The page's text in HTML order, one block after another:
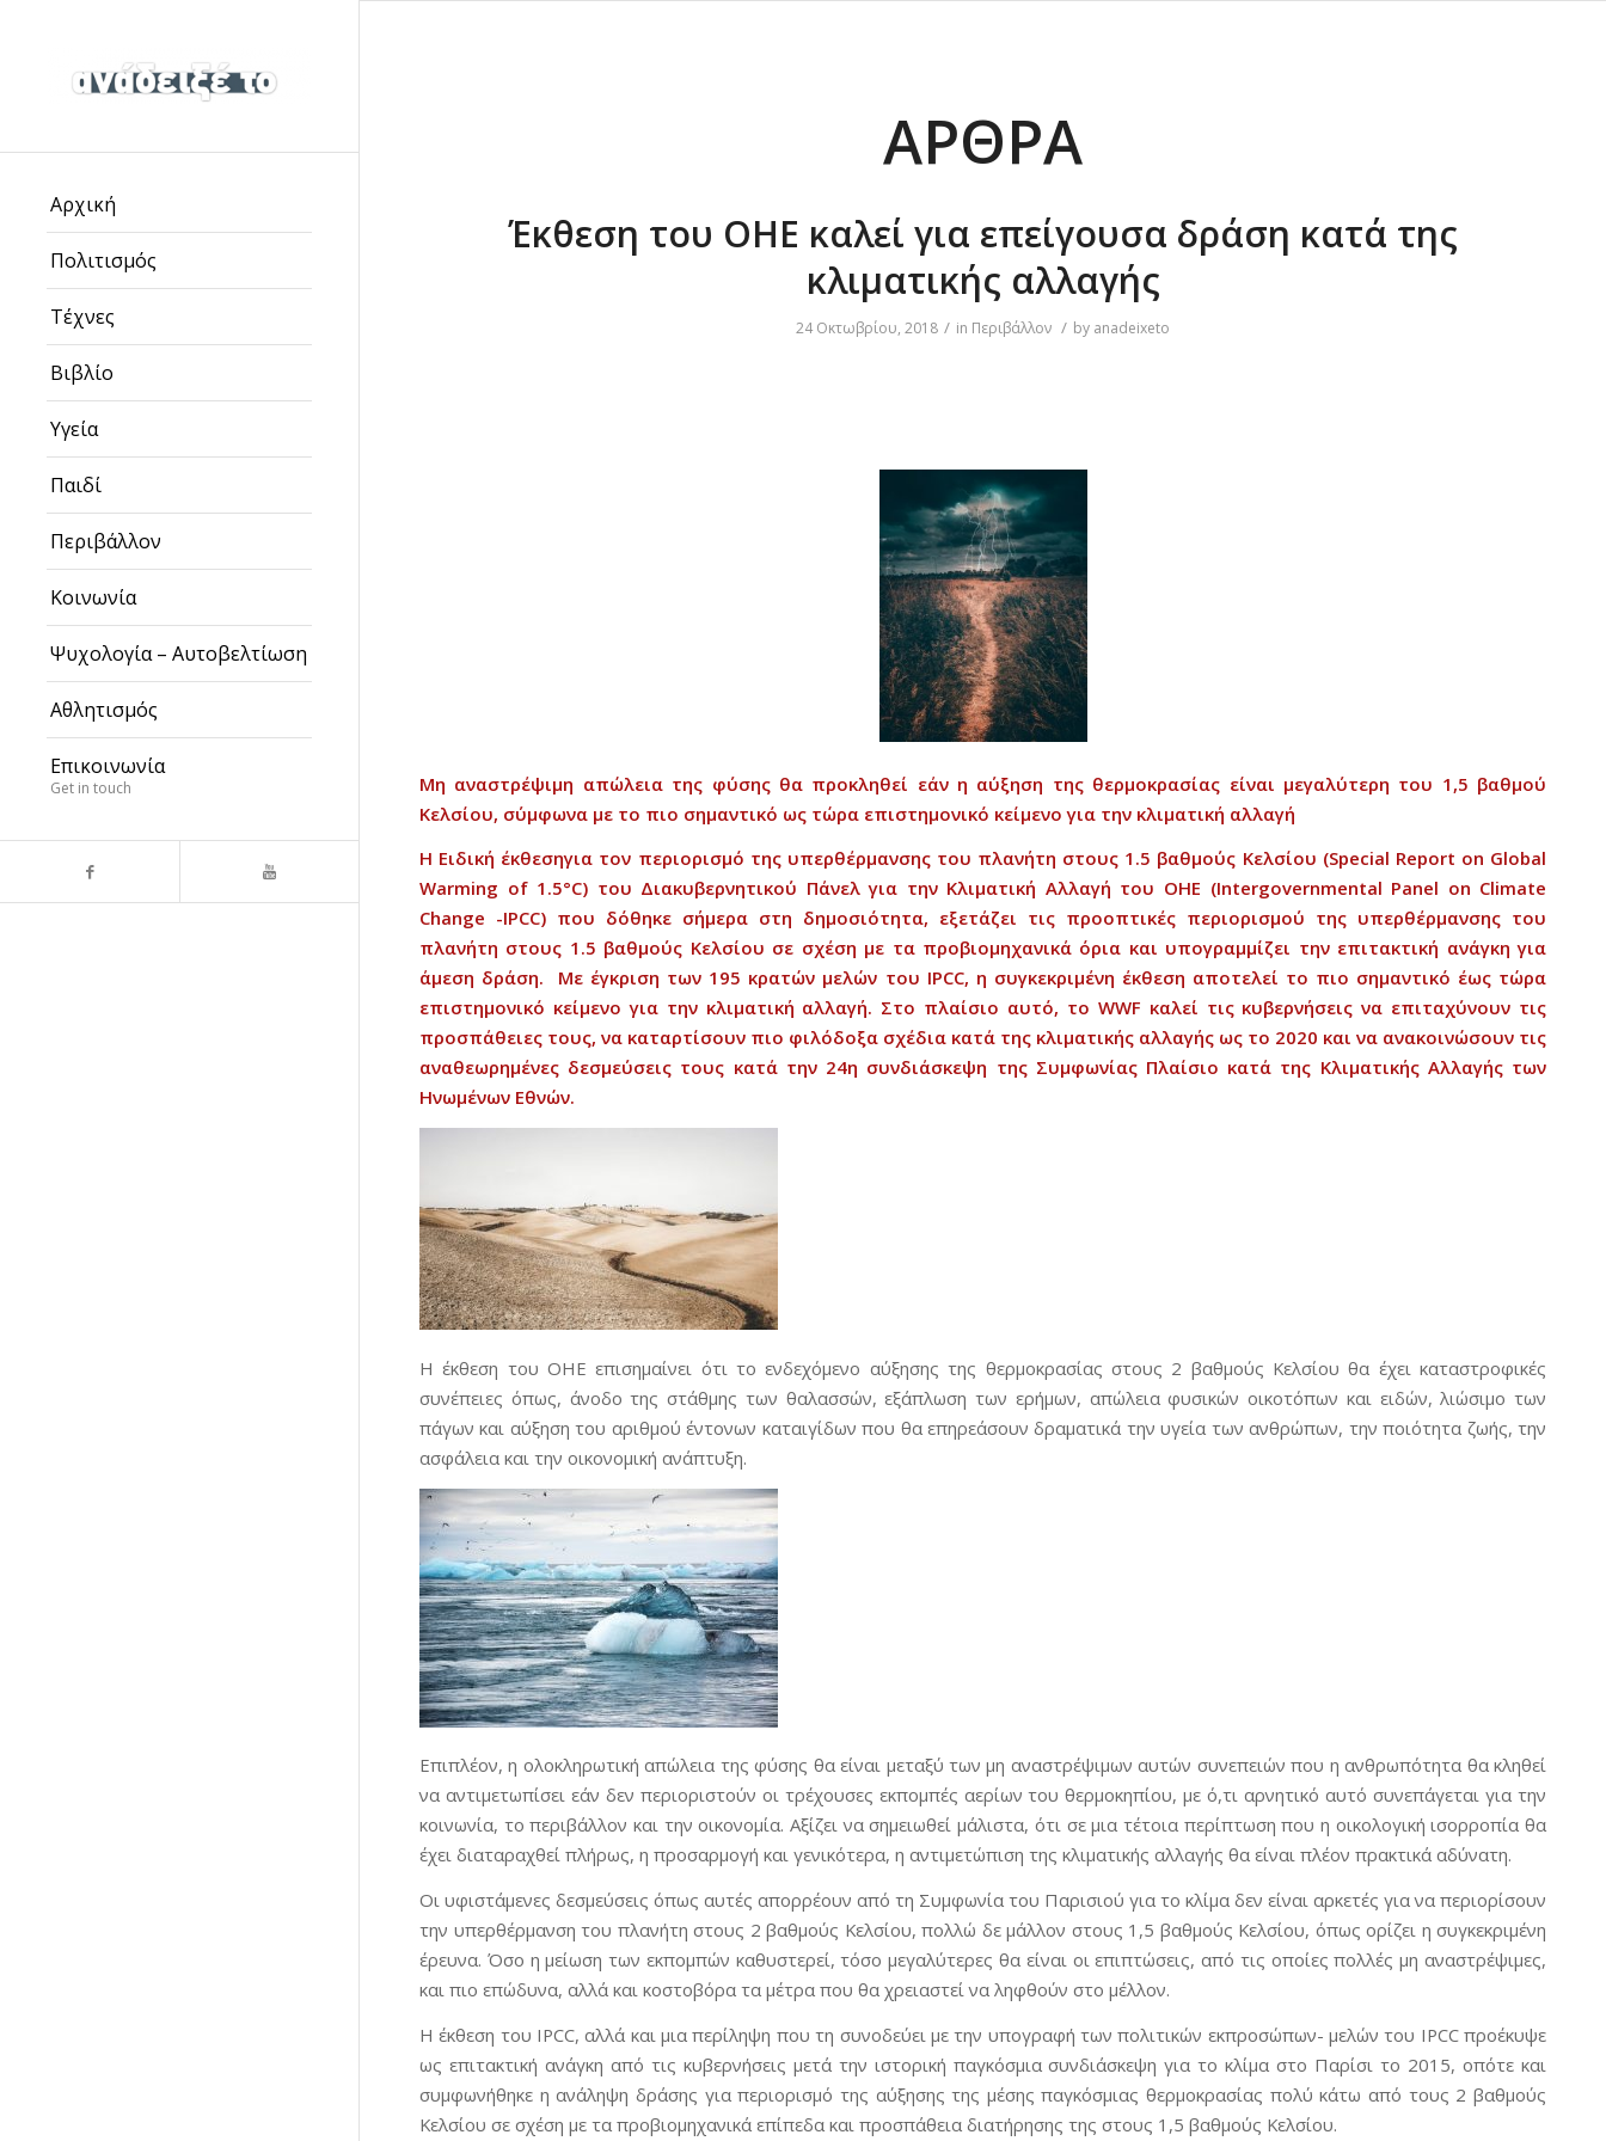
Αρχική
Πολιτισμός
Τέχνες
Βιβλίο
Υγεία
Παιδί
Περιβάλλον
Κοινωνία
Ψυχολογία – Αυτοβελτίωση
Αθλητισμός
Επικοινωνία
Get in touch
ΆΡΘΡΑ
Έκθεση του ΟΗΕ καλεί για επείγουσα δράση κατά της
κλιματικής αλλαγής
24 Οκτωβρίου, 2018 / in Περιβάλλον / by anadeixeto
Μη αναστρέψιμη απώλεια της φύσης θα προκληθεί εάν η αύξηση της θερμοκρασίας είναι μεγαλύτερη του 1,5 βαθμού
Κελσίου, σύμφωνα με το πιο σημαντικό ως τώρα επιστημονικό κείμενο για την κλιματική αλλαγή
Η Ειδική έκθεσηγια τον περιορισμό της υπερθέρμανσης του πλανήτη στους 1.5 βαθμούς Κελσίου (Special Report on Global
Warming of 1.5°C) του Διακυβερνητικού Πάνελ για την Κλιματική Αλλαγή του ΟΗΕ (Intergovernmental Panel on Climate
Change -IPCC) που δόθηκε σήμερα στη δημοσιότητα, εξετάζει τις προοπτικές περιορισμού της υπερθέρμανσης του
πλανήτη στους 1.5 βαθμούς Κελσίου σε σχέση με τα προβιομηχανικά όρια και υπογραμμίζει την επιτακτική ανάγκη για
άμεση δράση. Με έγκριση των 195 κρατών μελών του IPCC, η συγκεκριμένη έκθεση αποτελεί το πιο σημαντικό έως τώρα
επιστημονικό κείμενο για την κλιματική αλλαγή. Στο πλαίσιο αυτό, το WWF καλεί τις κυβερνήσεις να επιταχύνουν τις
προσπάθειες τους, να καταρτίσουν πιο φιλόδοξα σχέδια κατά της κλιματικής αλλαγής ως το 2020 και να ανακοινώσουν τις
αναθεωρημένες δεσμεύσεις τους κατά την24η συνδιάσκεψη της Συμφωνίας Πλαίσιο κατά της Κλιματικής Αλλαγής των
Ηνωμένων Εθνών.
Η έκθεση του ΟΗΕ επισημαίνει ότι το ενδεχόμενο αύξησης της θερμοκρασίας στους 2 βαθμούς Κελσίου θα έχει καταστροφικές
συνέπειες όπως, άνοδο της στάθμης των θαλασσών, εξάπλωση των ερήμων, απώλεια φυσικών οικοτόπων και ειδών, λιώσιμο των
πάγων και αύξηση του αριθμού έντονων καταιγίδων που θα επηρεάσουν δραματικά την υγεία των ανθρώπων, την ποιότητα ζωής, την
ασφάλεια και την οικονομική ανάπτυξη.
Επιπλέον, η ολοκληρωτική απώλεια της φύσης θα είναι μεταξύ των μη αναστρέψιμων αυτών συνεπειών που η ανθρωπότητα θα κληθεί
να αντιμετωπίσει εάν δεν περιοριστούν οι τρέχουσες εκπομπές αερίων του θερμοκηπίου, με ό,τι αρνητικό αυτό συνεπάγεται για την
κοινωνία, το περιβάλλον και την οικονομία. Αξίζει να σημειωθεί μάλιστα, ότι σε μια τέτοια περίπτωση που η οικολογική ισορροπία θα
έχει διαταραχθεί πλήρως, η προσαρμογή και γενικότερα, η αντιμετώπιση της κλιματικής αλλαγής θα είναι πλέον πρακτικά αδύνατη.
Οι υφιστάμενες δεσμεύσεις όπως αυτές απορρέουν από τη Συμφωνία του Παρισιού για το κλίμα δεν είναι αρκετές για να περιορίσουν
την υπερθέρμανση του πλανήτη στους 2 βαθμούς Κελσίου, πολλώ δε μάλλον στους 1,5 βαθμούς Κελσίου, όπως ορίζει η συγκεκριμένη
έρευνα. Όσο η μείωση των εκπομπών καθυστερεί, τόσο μεγαλύτερες θα είναι οι επιπτώσεις, από τις οποίες πολλές μη αναστρέψιμες,
και πιο επώδυνα, αλλά και κοστοβόρα τα μέτρα που θα χρειαστεί να ληφθούν στο μέλλον.
Η έκθεση του IPCC, αλλά και μια περίληψη που τη συνοδεύει με την υπογραφή των πολιτικών εκπροσώπων- μελών του IPCC προέκυψε
ως επιτακτική ανάγκη από τις κυβερνήσεις μετά την ιστορική παγκόσμια συνδιάσκεψη για το κλίμα στο Παρίσι το 2015, οπότε και
συμφωνήθηκε η ανάληψη δράσης για περιορισμό της αύξησης της μέσης παγκόσμιας θερμοκρασίας πολύ κάτω από τους 2 βαθμούς
Κελσίου σε σχέση με τα προβιομηχανικά επίπεδα και προσπάθεια διατήρησης της στους 1,5 βαθμούς Κελσίου.